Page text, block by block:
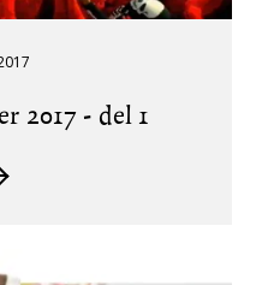
2017 - del 1